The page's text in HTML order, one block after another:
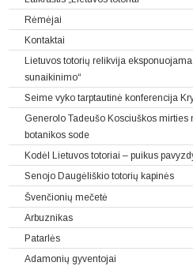
Rėmėjai
Kontaktai
Lietuvos totorių relikvija
sunaikinimo“
Seime vyko tarptautinė konferencija
Generolo Tadeušo Kosciuškos
botanikos sode
Kodėl Lietuvos totoriai – puikus
Senojo Daugėliškio totorių kapinės
Švenčionių mečetė
Arbuznikas
Patarlės
Adamonių gyventojai